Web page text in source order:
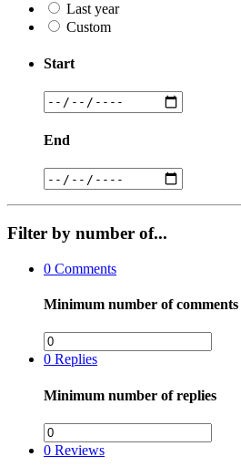
Last year
Custom
Start
End
Filter by number of...
0 Comments
Minimum number of comments
0 Replies
Minimum number of replies
0 Reviews